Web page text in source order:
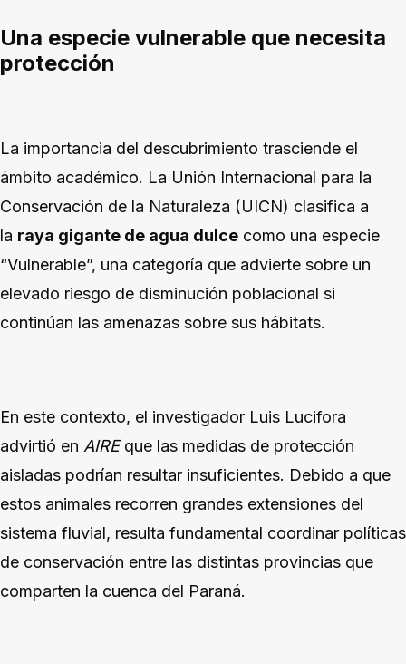
Una especie vulnerable que necesita
protección
La importancia del descubrimiento trasciende el
ámbito académico. La Unión Internacional para la
Conservación de la Naturaleza (UICN) clasifica a
la raya gigante de agua dulce como una especie
“Vulnerable”, una categoría que advierte sobre un
elevado riesgo de disminución poblacional si
continúan las amenazas sobre sus hábitats.
En este contexto, el investigador Luis Lucifora
advirtió en AIREque las medidas de protección
aisladas podrían resultar insuficientes. Debido a que
estos animales recorren grandes extensiones del
sistema fluvial, resulta fundamental coordinar políticas
de conservación entre las distintas provincias que
comparten la cuenca del Paraná.